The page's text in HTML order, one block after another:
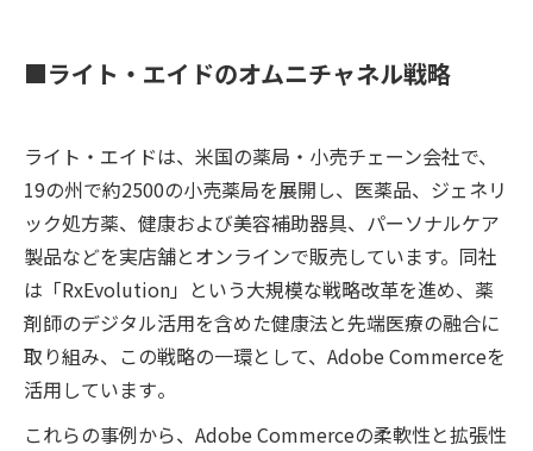
■ライト・エイドのオムニチャネル戦略
ライト・エイドは、米国の薬局・小売チェーン会社で、
19の州で約2500の小売薬局を展開し、医薬品、ジェネリ
ック処方薬、健康および美容補助器具、パーソナルケア
製品などを実店舗とオンラインで販売しています。同社
は「RxEvolution」という大規模な戦略改革を進め、薬
剤師のデジタル活用を含めた健康法と先端医療の融合に
取り組み、この戦略の一環として、Adobe Commerceを
活用しています​​。
これらの事例から、Adobe Commerceの柔軟性と拡張性